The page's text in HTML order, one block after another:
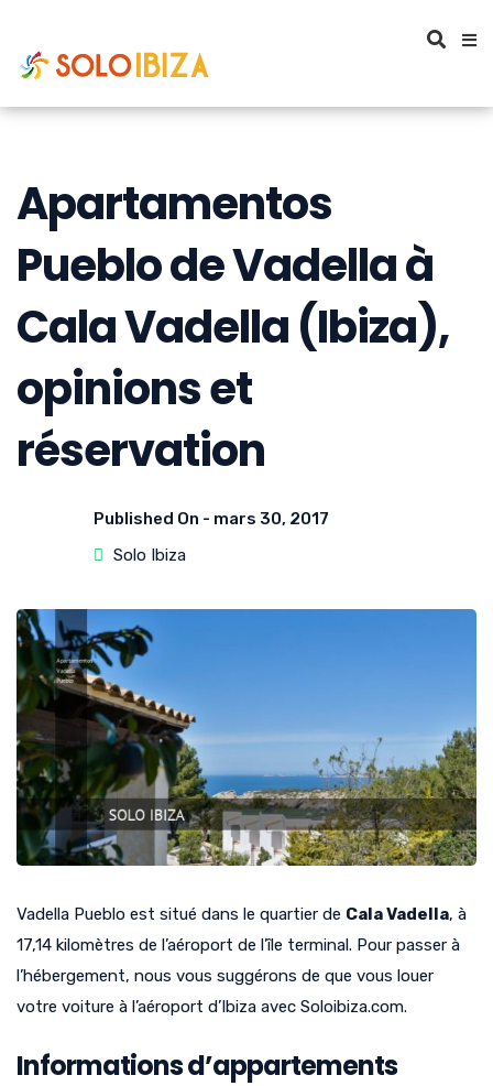
Apartamentos
Pueblo de Vadella à
Cala Vadella (Ibiza),
opinions et
réservation
Published On - mars 30, 2017
Solo Ibiza
Vadella Pueblo est situé dans le quartier de Cala Vadella, à
17,14 kilomètres de l’aéroport de l’île terminal. Pour passer à
l’hébergement, nous vous suggérons de que vous louer
votre voiture à l’aéroport d’Ibiza avec Soloibiza.com.
Informations d’appartements